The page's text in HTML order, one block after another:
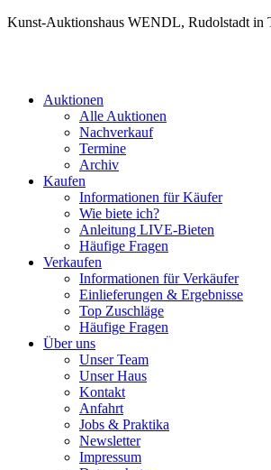
Kunst-Auktionshaus WENDL, Rudolstadt in
Auktionen
Alle Auktionen
Nachverkauf
Termine
Archiv
Kaufen
Informationen für Käufer
Wie biete ich?
Anleitung LIVE-Bieten
Häufige Fragen
Verkaufen
Informationen für Verkäufer
Einlieferungen & Ergebnisse
Top Zuschläge
Häufige Fragen
Über uns
Unser Team
Unser Haus
Kontakt
Anfahrt
Jobs & Praktika
Newsletter
Impressum